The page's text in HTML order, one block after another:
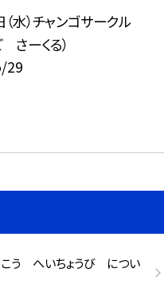
（水）チャンゴサークル
さーくる）
29
こう へいちょうび につい